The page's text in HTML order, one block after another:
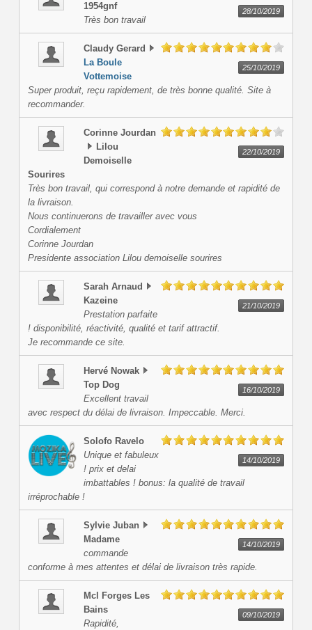
28/10/2019
1954gnf
Très bon travail
25/10/2019
Claudy Gerard
La Boule
Vottemoise
Super produit, reçu rapidement, de très bonne qualité. Site à
recommander.
22/10/2019
Corinne Jourdan
Lilou
Demoiselle
Sourires
Très bon travail, qui correspond à notre demande et rapidité de
la livraison.
Nous continuerons de travailler avec vous
Cordialement
Corinne Jourdan
Presidente association Lilou demoiselle sourires
21/10/2019
Sarah Arnaud
Kazeine
Prestation parfaite
! disponibilité, réactivité, qualité et tarif attractif.
Je recommande ce site.
16/10/2019
Hervé Nowak
Top Dog
Excellent travail
avec respect du délai de livraison. Impeccable. Merci.
14/10/2019
Solofo Ravelo
Unique et fabuleux
! prix et delai
imbattables ! bonus: la qualité de travail
irréprochable !
14/10/2019
Sylvie Juban
Madame
commande
conforme à mes attentes et délai de livraison très rapide.
09/10/2019
Mcl Forges Les
Bains
Rapidité,